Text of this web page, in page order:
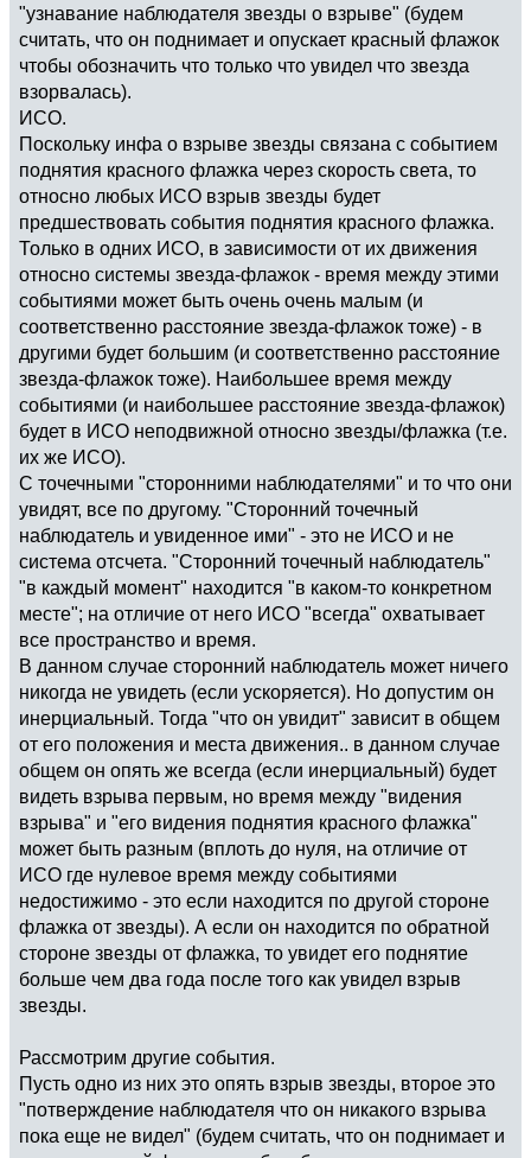
"узнавание наблюдателя звезды о взрыве" (будем
считать, что он поднимает и опускает красный флажок
чтобы обозначить что только что увидел что звезда
взорвалась).
ИСО.
Поскольку инфа о взрыве звезды связана с событием
поднятия красного флажка через скорость света, то
относно любых ИСО взрыв звезды будет
предшествовать события поднятия красного флажка.
Только в одних ИСО, в зависимости от их движения
относно системы звезда-флажок - время между этими
событиями может быть очень очень малым (и
соответственно расстояние звезда-флажок тоже) - в
другими будет большим (и соответственно расстояние
звезда-флажок тоже). Наибольшее время между
событиями (и наибольшее расстояние звезда-флажок)
будет в ИСО неподвижной относно звезды/флажка (т.е.
их же ИСО).
С точечными "сторонними наблюдателями" и то что они
увидят, все по другому. "Сторонний точечный
наблюдатель и увиденное ими" - это не ИСО и не
система отсчета. "Сторонний точечный наблюдатель"
"в каждый момент" находится "в каком-то конкретном
месте"; на отличие от него ИСО "всегда" охватывает
все пространство и время.
В данном случае сторонний наблюдатель может ничего
никогда не увидеть (если ускоряется). Но допустим он
инерциальный. Тогда "что он увидит" зависит в общем
от его положения и места движения.. в данном случае
общем он опять же всегда (если инерциальный) будет
видеть взрыва первым, но время между "видения
взрыва" и "его видения поднятия красного флажка"
может быть разным (вплоть до нуля, на отличие от
ИСО где нулевое время между событиями
недостижимо - это если находится по другой стороне
флажка от звезды). А если он находится по обратной
стороне звезды от флажка, то увидет его поднятие
больше чем два года после того как увидел взрыв
звезды.
Рассмотрим другие события.
Пусть одно из них это опять взрыв звезды, второе это
"потверждение наблюдателя что он никакого взрыва
пока еще не видел" (будем считать, что он поднимает и